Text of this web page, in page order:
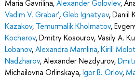
Maria Gavrilina,Alexander Golovlev,
Vadim V. Grabar',Gleb Ignatyev,Daniil
Kazakov, Temurmalik Kholmatov,
Kocherov,Dmitry Kosourov,Vasily A.
Lobanov,Alexandra Mamlina,Kirill
Nadzharov,Alexander Nezdyurov,
Michailovna Orlinskaya,Igor B. Orlov,